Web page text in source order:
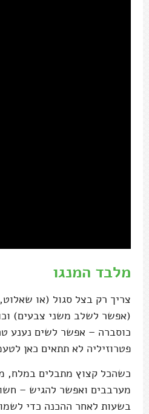
מלבד המנגו
צריך רק בצל סגול (או
(אפשר לשלב משני צבעים)
כוסברה – אפשר לשים נענע
פטרוזיליה לא תתאים כאן
כשהכל קצוץ מתבלים במלח,
מערבבים ואפשר להגיש –
בשעות לאחר ההכנה כדי